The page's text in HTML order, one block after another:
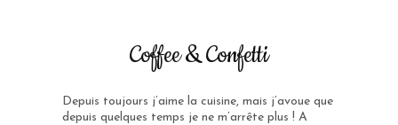
Coffee & Confetti
Depuis toujours j’aime la cuisine, mais j’avoue que
depuis quelques temps je ne m’arrête plus ! A